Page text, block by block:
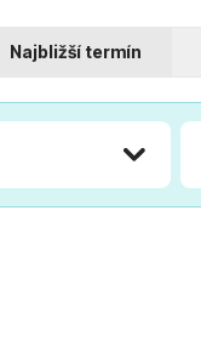
Najbližší termín